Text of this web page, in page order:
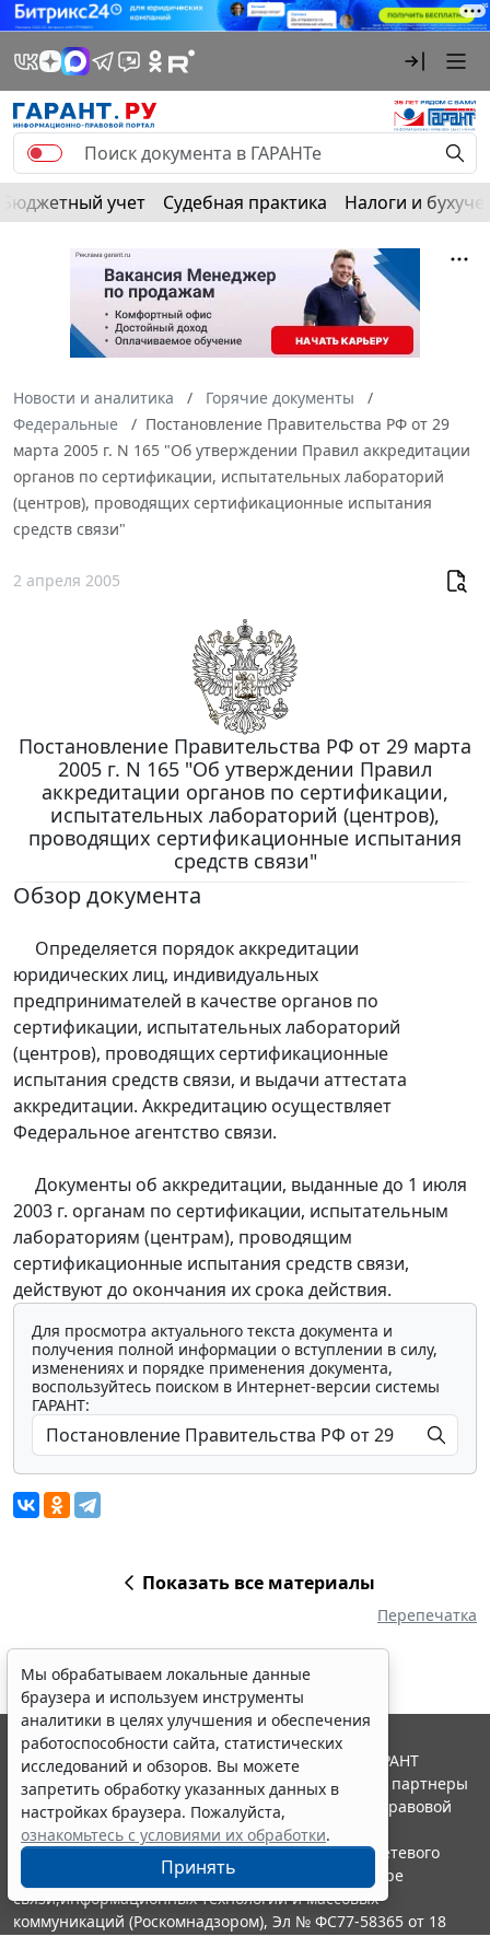
Бюджетный учет Судебная практика Налоги и
Новости и аналитика
Горячие документы
Федеральные
Постановление Правительства РФ от 29
марта 2005 г. N 165 "Об утверждении Правил аккредитации
органов по сертификации, испытательных лабораторий
(центров), проводящих сертификационные испытания
средств связи"
2 апреля 2005
Постановление Правительства РФ от 29 марта
2005 г. N 165 "Об утверждении Правил
аккредитации органов по сертификации,
испытательных лабораторий (центров),
проводящих сертификационные испытания
средств связи"
Обзор документа
Определяется порядок аккредитации
юридических лиц, индивидуальных
предпринимателей в качестве органов по
сертификации, испытательных лабораторий
(центров), проводящих сертификационные
испытания средств связи, и выдачи аттестата
аккредитации. Аккредитацию осуществляет
Федеральное агентство связи.
Документы об аккредитации, выданные до 1 июля
2003 г. органам по сертификации, испытательным
лабораториям (центрам), проводящим
сертификационные испытания средств связи,
действуют до окончания их срока действия.
Для просмотра актуального текста документа и
получения полной информации о вступлении в силу,
изменениях и порядке применения документа,
воспользуйтесь поиском в Интернет-версии системы
ГАРАНТ:
Показать все материалы
Перепечатка
Мы обрабатываем локальные данные
браузера и используем инструменты
аналитики в целях улучшения и обеспечения
работоспособности сайта, статистических
исследований и обзоров. Вы можете
запретить обработку указанных данных в
настройках браузера. Пожалуйста,
ознакомьтесь с условиями их обработки.
Принять
© ООО "НПП "ГАРАНТ-СЕРВИС", 2026. Система ГАРАНТ
выпускается с 1990 года. Компания "Гарант" и ее партнеры
являются участниками Российской ассоциации правовой
информации ГАРАНТ.
Портал ГАРАНТ.РУ зарегистрирован в качестве сетевого
издания Федеральной службой по надзору в сфере
связи,информационных технологий и массовых
коммуникаций (Роскомнадзором), Эл № ФС77-58365 от 18